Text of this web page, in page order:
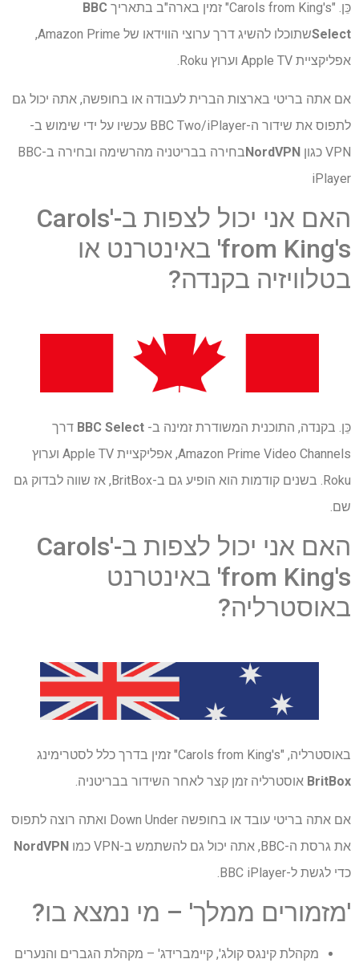
כֵּן. "Carols from King's" זמין בארה"ב בתאריך
BBC
Select
שתוכלו להשיג דרך ערוצי הווידאו של Amazon Prime,
אפליקציית Apple TV וערוץ Roku.
אם אתה בריטי בארצות הברית לעבודה או בחופשה, אתה יכול גם
לתפוס את שידור ה-BBC Two/iPlayer עכשיו על ידי שימוש ב-
VPN כגון
NordVPN
בחירה בבריטניה מהרשימה ובחירה ב-BBC
iPlayer
האם אני יכול לצפות ב-'Carols
from King's' באינטרנט או
בטלוויזיה בקנדה?
כֵּן. בקנדה, התוכנית המשודרת זמינה ב- BBC Select דרך
Amazon Prime Video Channels, אפליקציית Apple TV וערוץ
Roku. בשנים קודמות הוא הופיע גם ב-BritBox, אז שווה לבדוק גם
שם.
האם אני יכול לצפות ב-'Carols
from King's' באינטרנט
באוסטרליה?
באוסטרליה, "Carols from King's" זמין בדרך כלל לסטרימינג
BritBox אוסטרליה זמן קצר לאחר השידור בבריטניה.
אם אתה בריטי עובד או בחופשה Down Under ואתה רוצה לתפוס
את גרסת ה-BBC, אתה יכול גם להשתמש ב-VPN כמו
NordVPN
כדי לגשת ל-BBC iPlayer.
'מזמורים ממלך' – מי נמצא בו?
מקהלת קינגס קולג', קיימברידג' – מקהלת הגברים והנערים